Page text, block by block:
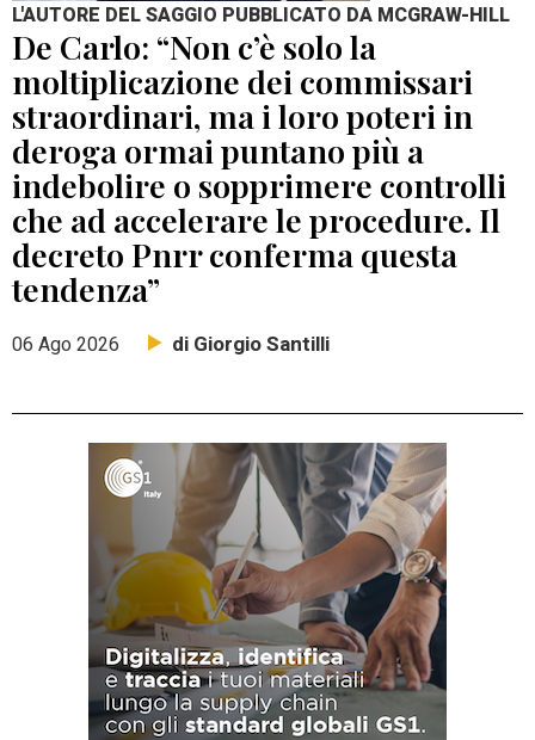
L'AUTORE DEL SAGGIO PUBBLICATO DA MCGRAW-HILL
De Carlo: “Non c’è solo la
moltiplicazione dei commissari
straordinari, ma i loro poteri in
deroga ormai puntano più a
indebolire o sopprimere controlli
che ad accelerare le procedure. Il
decreto Pnrr conferma questa
tendenza”
06 Ago 2026 di Giorgio Santilli